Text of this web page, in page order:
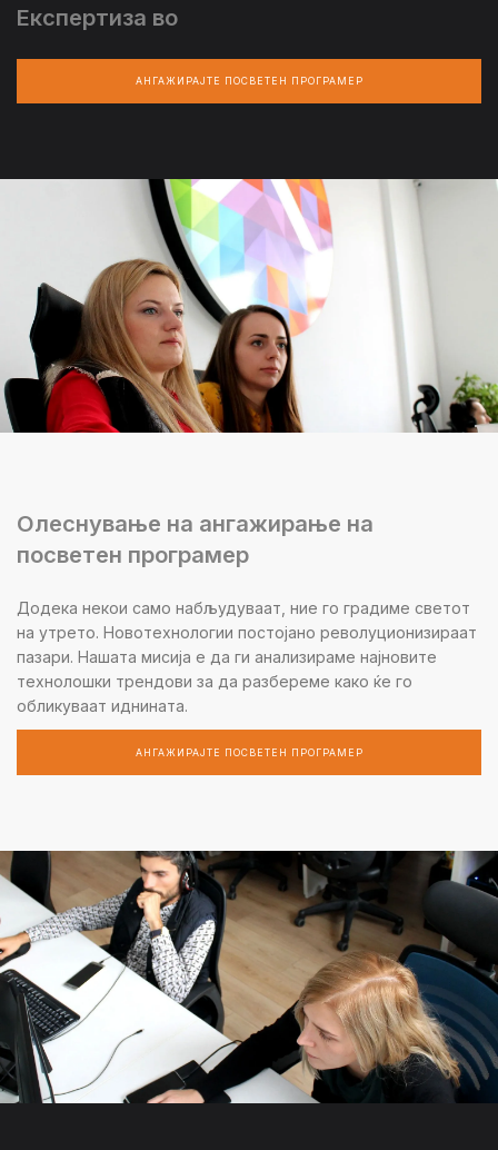
Експертиза во
АНГАЖИРАЈТЕ ПОСВЕТЕН ПРОГРАМЕР
Олеснување на ангажирање на
посветен програмер
Додека некои само набљудуваат, ние го градиме светот
на утрето. Новотехнологии постојано револуционизираат
пазари. Нашата мисија е да ги анализираме најновите
технолошки трендови за да разбереме како ќе го
обликуваат иднината.
АНГАЖИРАЈТЕ ПОСВЕТЕН ПРОГРАМЕР